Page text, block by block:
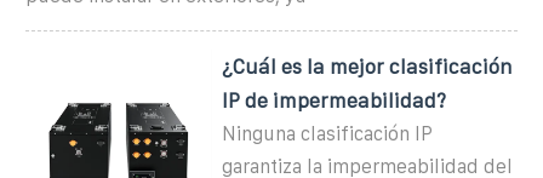
¿Cuál es la mejor clasificación
IP de impermeabilidad?
Ninguna clasificación IP
garantiza la impermeabilidad del